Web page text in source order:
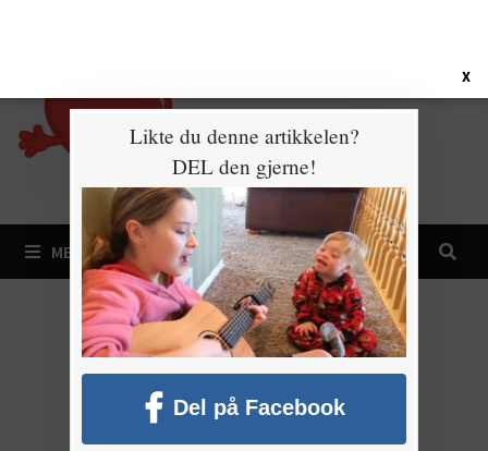
MENY
X
Likte du denne artikkelen?
DEL den gjerne!
Del på Facebook